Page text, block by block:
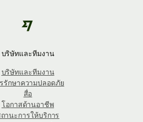
บริษัทและทีมงาน
บริษัทและทีมงาน
รักษาความปลอดภัย
สื่อ
โอกาสด้านอาชีพ
านะการให้บริการ